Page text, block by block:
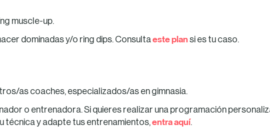
muscle-up.
dominadas y/o ring dips. Consultaeste plansi es tu caso.
as coaches, especializados/as en gimnasia.
o entrenadora. Si quieres realizar una programación
técnica y adapte tus entrenamientos,entra aquí.